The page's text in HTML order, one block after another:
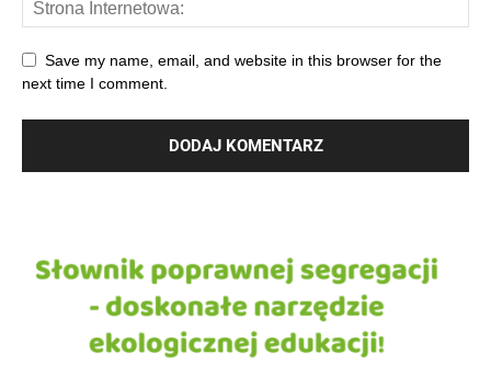
Save my name, email, and website in this browser for the
next time I comment.